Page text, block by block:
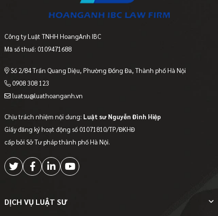
Công ty Luật TNHH HoangAnh IBC
Mã số thuế: 0109471688
Số 2/84 Trần Quang Diệu, Phường Đống Đa, Thành phố Hà Nội
0908 308 123
luatsu@luathoanganh.vn
Chịu trách nhiệm nội dung: Luật sư Nguyễn Đình Hiệp
Giấy đăng ký hoạt động số 01071810/TP/ĐKHĐ
cấp bởi Sở Tư pháp thành phố Hà Nội.
DỊCH VỤ LUẬT SƯ